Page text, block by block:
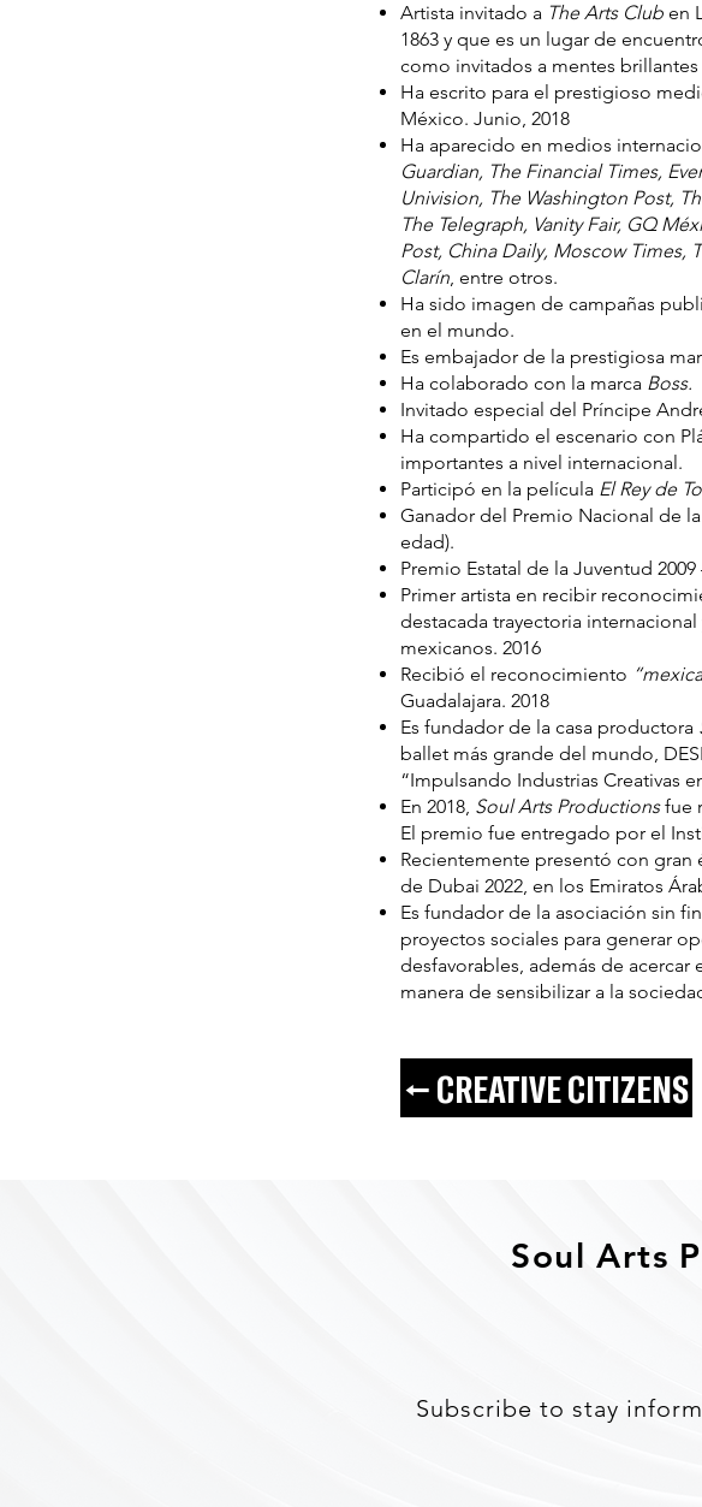
Artista invitado a The Arts Club en
1863 y que es un lugar de
como invitados a mentes
Ha escrito para el prestigioso
México. Junio, 2018
Ha aparecido en medios
Guardian, The Financial Times,
Univision, The Washington Post,
The Telegraph, Vanity Fair, GQ
Post, China Daily, Moscow Times,
Clarín, entre otros.
Ha sido imagen de campañas
en el mundo.
Es embajador de la prestigiosa
Ha colaborado con la marca Boss.
Invitado especial del Príncipe
Ha compartido el escenario con
importantes a nivel internacional.
Participó en la película El Rey de
Ganador del Premio Nacional de
edad).
Premio Estatal de la Juventud 2009
Primer artista en recibir
destacada trayectoria
mexicanos. 2016
Recibió el reconocimiento
Guadalajara. 2018
Es fundador de la casa productora
ballet más grande del mundo,
“Impulsando Industrias Creativas
En 2018, Soul Arts Productionsfue
El premio fue entregado por el
Recientemente presentó con gran
de Dubai 2022, en los Emiratos
Es fundador de la asociación sin
proyectos sociales para generar
desfavorables, además de
manera de sensibilizar a la
← CREATIVE CITIZENS
Soul Arts
Subscribe to stay